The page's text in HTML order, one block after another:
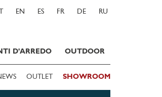
EN ES FR DE RU
D'ARREDO OUTDOOR
OUTLET SHOWROOM